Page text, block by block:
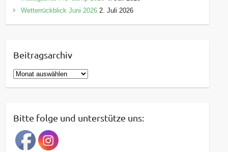
Wetterrückblick Juni 2026 2. Juli 2026
Beitragsarchiv
B
e
r
a
g
Bitte folge und unterstütze uns: